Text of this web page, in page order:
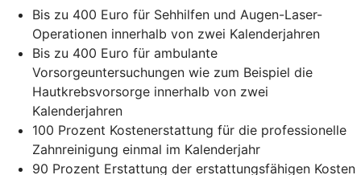
Bis zu 400 Euro für Sehhilfen und Augen-Laser-
Operationen innerhalb von zwei Kalenderjahren
Bis zu 400 Euro für ambulante
Vorsorgeuntersuchungen wie zum Beispiel die
Hautkrebsvorsorge innerhalb von zwei
Kalenderjahren
100 Prozent Kostenerstattung für die professionelle
Zahnreinigung einmal im Kalenderjahr
90 Prozent Erstattung der erstattungsfähigen Kosten